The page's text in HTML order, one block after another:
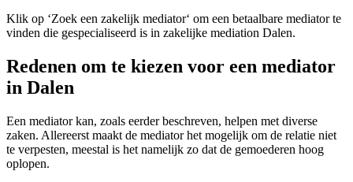
Klik op ‘Zoek een zakelijk mediator‘ om een betaalbare mediator te
vinden die gespecialiseerd is in zakelijke mediation Dalen.
Redenen om te kiezen voor een mediator
in Dalen
Een mediator kan, zoals eerder beschreven, helpen met diverse
zaken. Allereerst maakt de mediator het mogelijk om de relatie niet
te verpesten, meestal is het namelijk zo dat de gemoederen hoog
oplopen.